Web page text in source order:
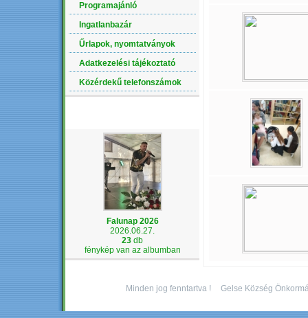
Programajánló
Ingatlanbazár
Űrlapok, nyomtatványok
Adatkezelési tájékoztató
Közérdekű telefonszámok
Falunap 2026
2026.06.27.
23 db
fénykép van az albumban
Minden jog fenntartva ! Gelse Község